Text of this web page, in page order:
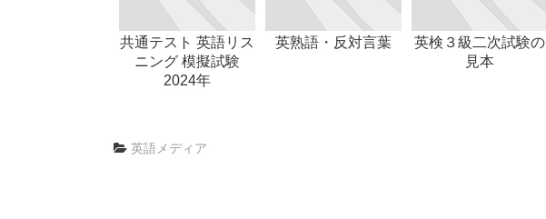
共通テスト 英語リス
ニング 模擬試験
2024年
英熟語・反対言葉
英検３級二次試験の
見本
英語メディア